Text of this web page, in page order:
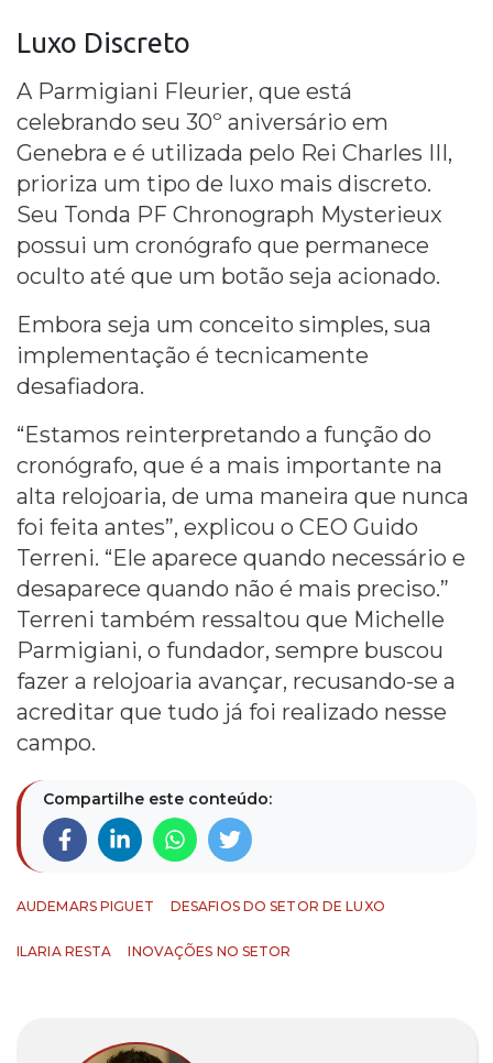
Luxo Discreto
A Parmigiani Fleurier, que está
celebrando seu 30º aniversário em
Genebra e é utilizada pelo Rei Charles III,
prioriza um tipo de luxo mais discreto.
Seu Tonda PF Chronograph Mysterieux
possui um cronógrafo que permanece
oculto até que um botão seja acionado.
Embora seja um conceito simples, sua
implementação é tecnicamente
desafiadora.
“Estamos reinterpretando a função do
cronógrafo, que é a mais importante na
alta relojoaria, de uma maneira que nunca
foi feita antes”, explicou o CEO Guido
Terreni. “Ele aparece quando necessário e
desaparece quando não é mais preciso.”
Terreni também ressaltou que Michelle
Parmigiani, o fundador, sempre buscou
fazer a relojoaria avançar, recusando-se a
acreditar que tudo já foi realizado nesse
campo.
Compartilhe este conteúdo:
AUDEMARS PIGUET DESAFIOS DO SETOR DE LUXO
ILARIA RESTA INOVAÇÕES NO SETOR